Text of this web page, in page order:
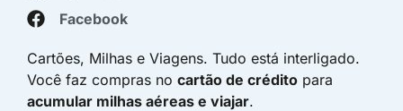
Facebook
Cartões, Milhas e Viagens. Tudo está interligado.
Você faz compras no cartão de crédito para
acumular milhas aéreas e viajar.